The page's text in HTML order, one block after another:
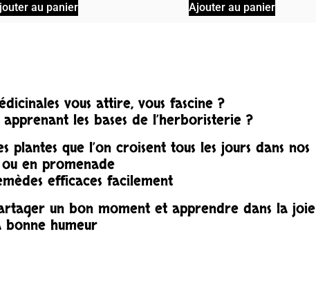
au panier Ajouter au panier
vous attire, vous fascine ?
les bases de l’herboristerie ?
que l’on croisent tous les jours dans nos
en promenade
efficaces facilement
un bon moment et apprendre dans la joie
bonne humeur